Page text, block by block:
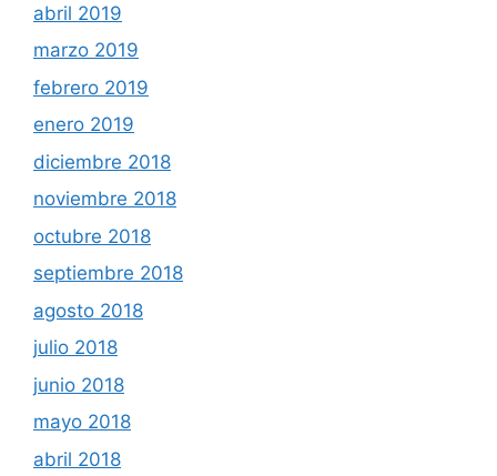
abril 2019
marzo 2019
febrero 2019
enero 2019
diciembre 2018
noviembre 2018
octubre 2018
septiembre 2018
agosto 2018
julio 2018
junio 2018
mayo 2018
abril 2018